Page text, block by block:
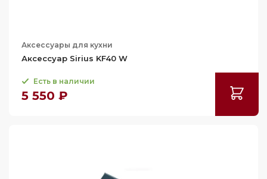
Аксессуары для кухни
Аксессуар Sirius KF40 W
Есть в наличии
5 550 ₽